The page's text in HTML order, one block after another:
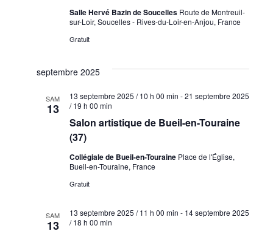
Salle Hervé Bazin de Soucelles Route de Montreuil-
sur-Loir, Soucelles - Rives-du-Loir-en-Anjou, France
Gratuit
septembre 2025
SAM
13
Salon artistique de Bueil-en-Touraine
(37)
13 septembre 2025 / 10 h 00 min -21 septembre 2025
/ 19 h 00 min
Collégiale de Bueil-en-Touraine Place de l'Église,
Bueil-en-Touraine, France
Gratuit
SAM
13
13 septembre 2025 / 11 h 00 min - 14 septembre 2025
/ 18 h 00 min